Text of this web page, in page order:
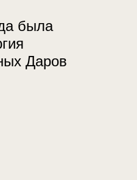
была
Даров